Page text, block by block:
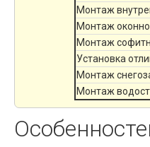
Монтаж
Монтаж
Монтаж
Установка
Монтаж
Монтаж